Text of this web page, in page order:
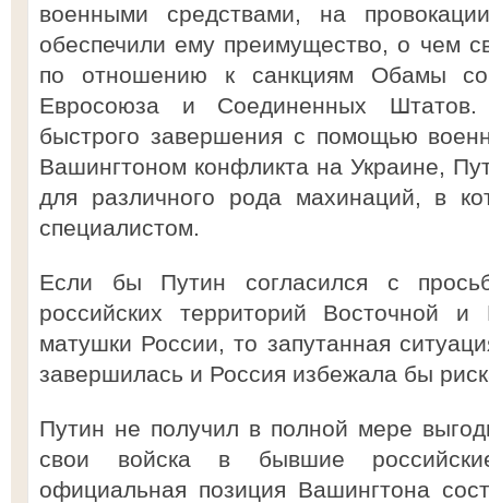
военными средствами, на
обеспечили ему преимущество, о чем
по отношению к санкциям Обамы со
Евросоюза и Соединенных Штатов.
быстрого завершения с помощью
Вашингтоном конфликта на Украине,
для различного рода махинаций, в
специалистом.
Если бы Путин согласился с
российских территорий Восточной
матушки России, то запутанная
завершилась и Россия избежала бы
Путин не получил в полной мере
свои войска в бывшие
официальная позиция Вашингтона